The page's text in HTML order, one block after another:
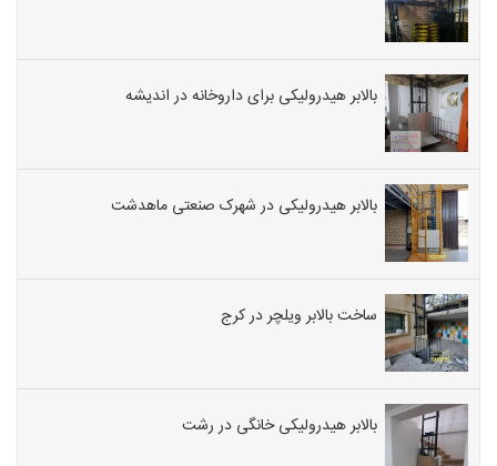
بالابر هیدرولیکی برای داروخانه در اندیشه
بالابر هیدرولیکی در شهرک صنعتی ماهدشت
ساخت بالابر ویلچر در کرج
بالابر هیدرولیکی خانگی در رشت